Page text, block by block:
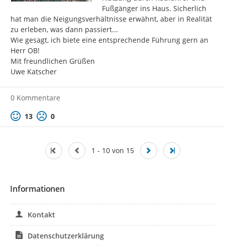
Fußgänger ins Haus. Sicherlich
hat man die Neigungsverhältnisse erwähnt, aber in Realität
zu erleben, was dann passiert...
Wie gesagt, ich biete eine entsprechende Führung gern an
Herr OB!
Mit freundlichen Grüßen
Uwe Katscher
0 Kommentare
Positive Bewertung
13 Negative Bewertung
0
1 - 10 von 15
Informationen
Kontakt
Datenschutzerklärung